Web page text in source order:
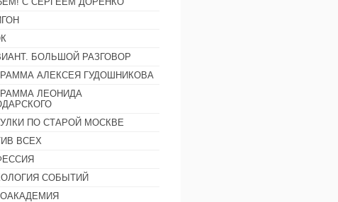
БОЛЬШОЙ РАЗГОВОР
АЛЕКСЕЯ ГУДОШНИКОВА
ЛЕОНИДА
ПО СТАРОЙ МОСКВЕ
ВСЕХ
СОБЫТИЙ